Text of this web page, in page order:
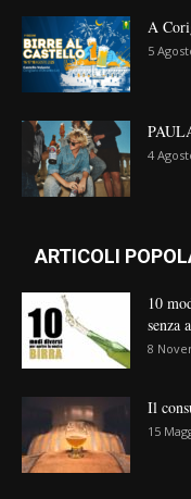
A
5
4
ARTICOLI
10
senza
8
Il
15